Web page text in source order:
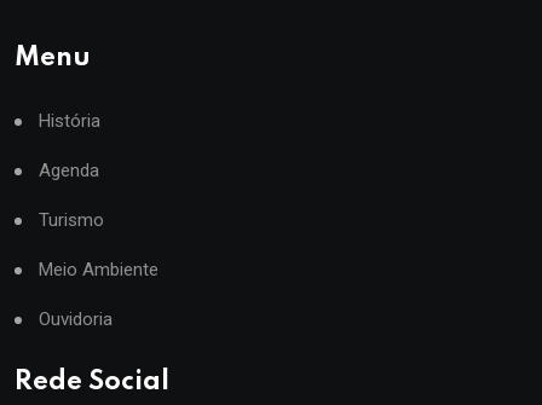
Menu
História
Agenda
Turismo
Meio Ambiente
Ouvidoria
Rede Social